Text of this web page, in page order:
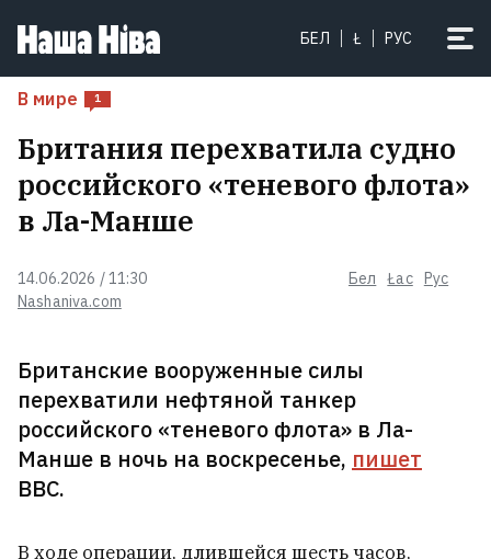
БЕЛ Ł РУС
В мире 1
Nashaniva.com
14.06.2026 / 11:30 Бел Łac Рус
Британия перехватила судно
российского «теневого флота»
в Ла-Манше
Британские вооруженные силы
перехватили нефтяной танкер
российского «теневого флота» в Ла-
Манше в ночь на воскресенье, пишет
ВВС.
В ходе операции, длившейся шесть часов,
Бабарико займется бизнесом —
уже открыл компанию в Германии
8
Лукашенко в Вилейке оценивал
белорусские прицелы: Я
гранатометчик
способом борьбы со стрессом для